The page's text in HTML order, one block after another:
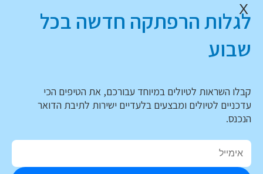
X
לגלות הרפתקה חדשה בכל
שבוע
קבלו השראות לטיולים במיוחד עבורכם, את הטיפים הכי
עדכניים לטיולים ומבצעים בלעדיים ישירות לתיבת הדואר
הנכנס.